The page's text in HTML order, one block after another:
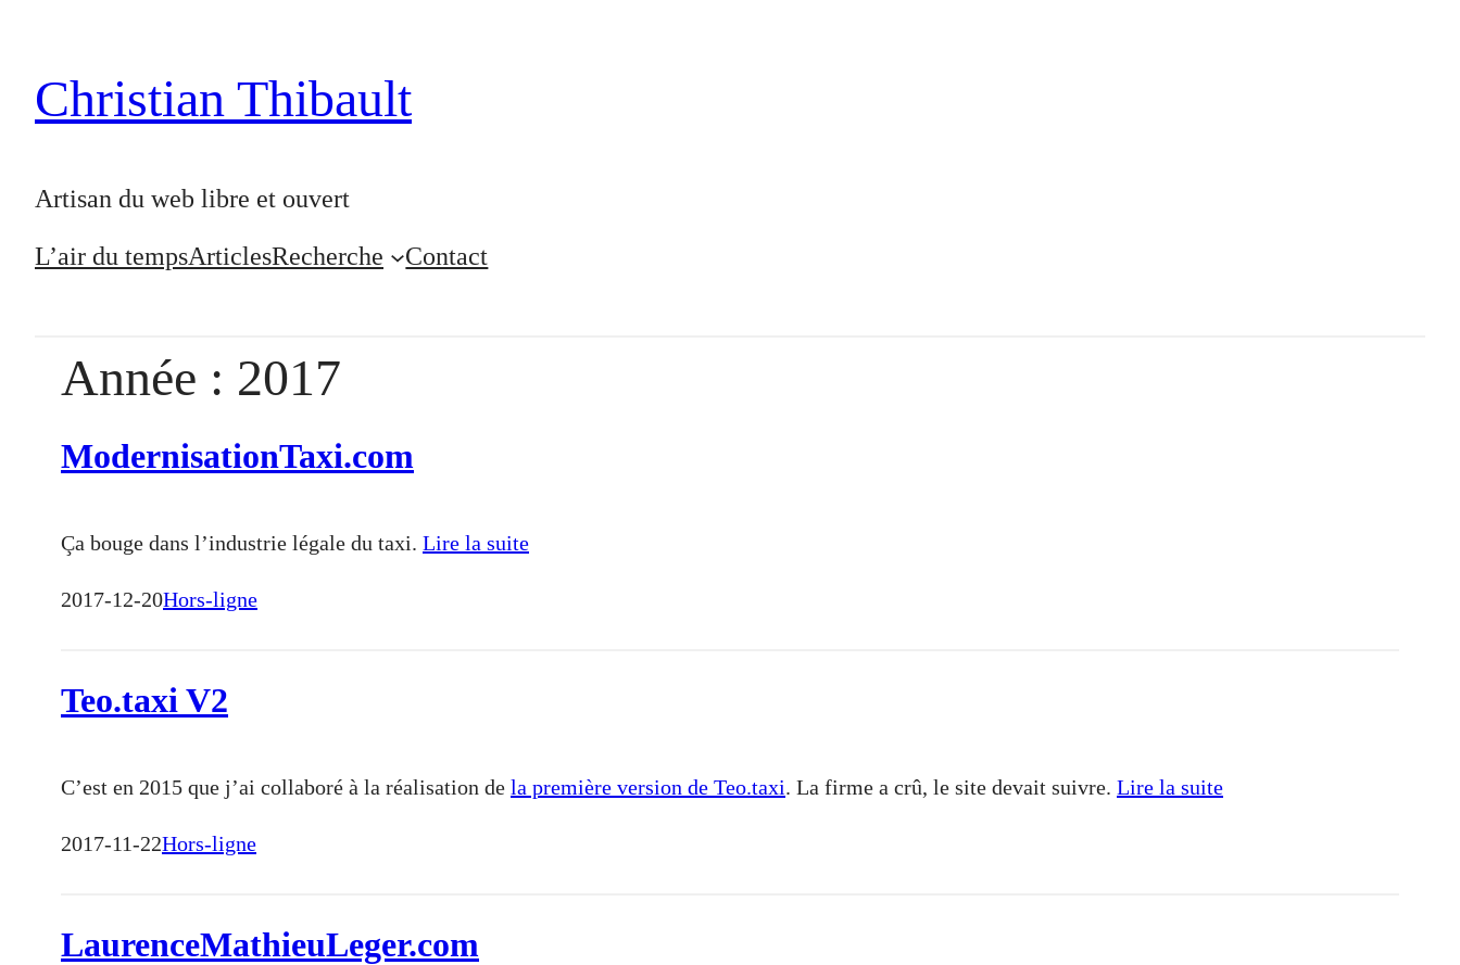
contenu
Christian Thibault
Artisan du web libre et ouvert
L’air du tempsArticlesRecherche Contact
Année : 2017
ModernisationTaxi.com
Ça bouge dans l’industrie légale du taxi. Lire la suite
2017-12-20Hors-ligne
Teo.taxi V2
C’est en 2015 que j’ai collaboré à la réalisation de la première version de Teo.taxi. La firme a crû, le site devait suivre. Lire la suite
2017-11-22Hors-ligne
LaurenceMathieuLeger.com